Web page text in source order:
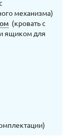
механизма)
(кровать с
ящиком для